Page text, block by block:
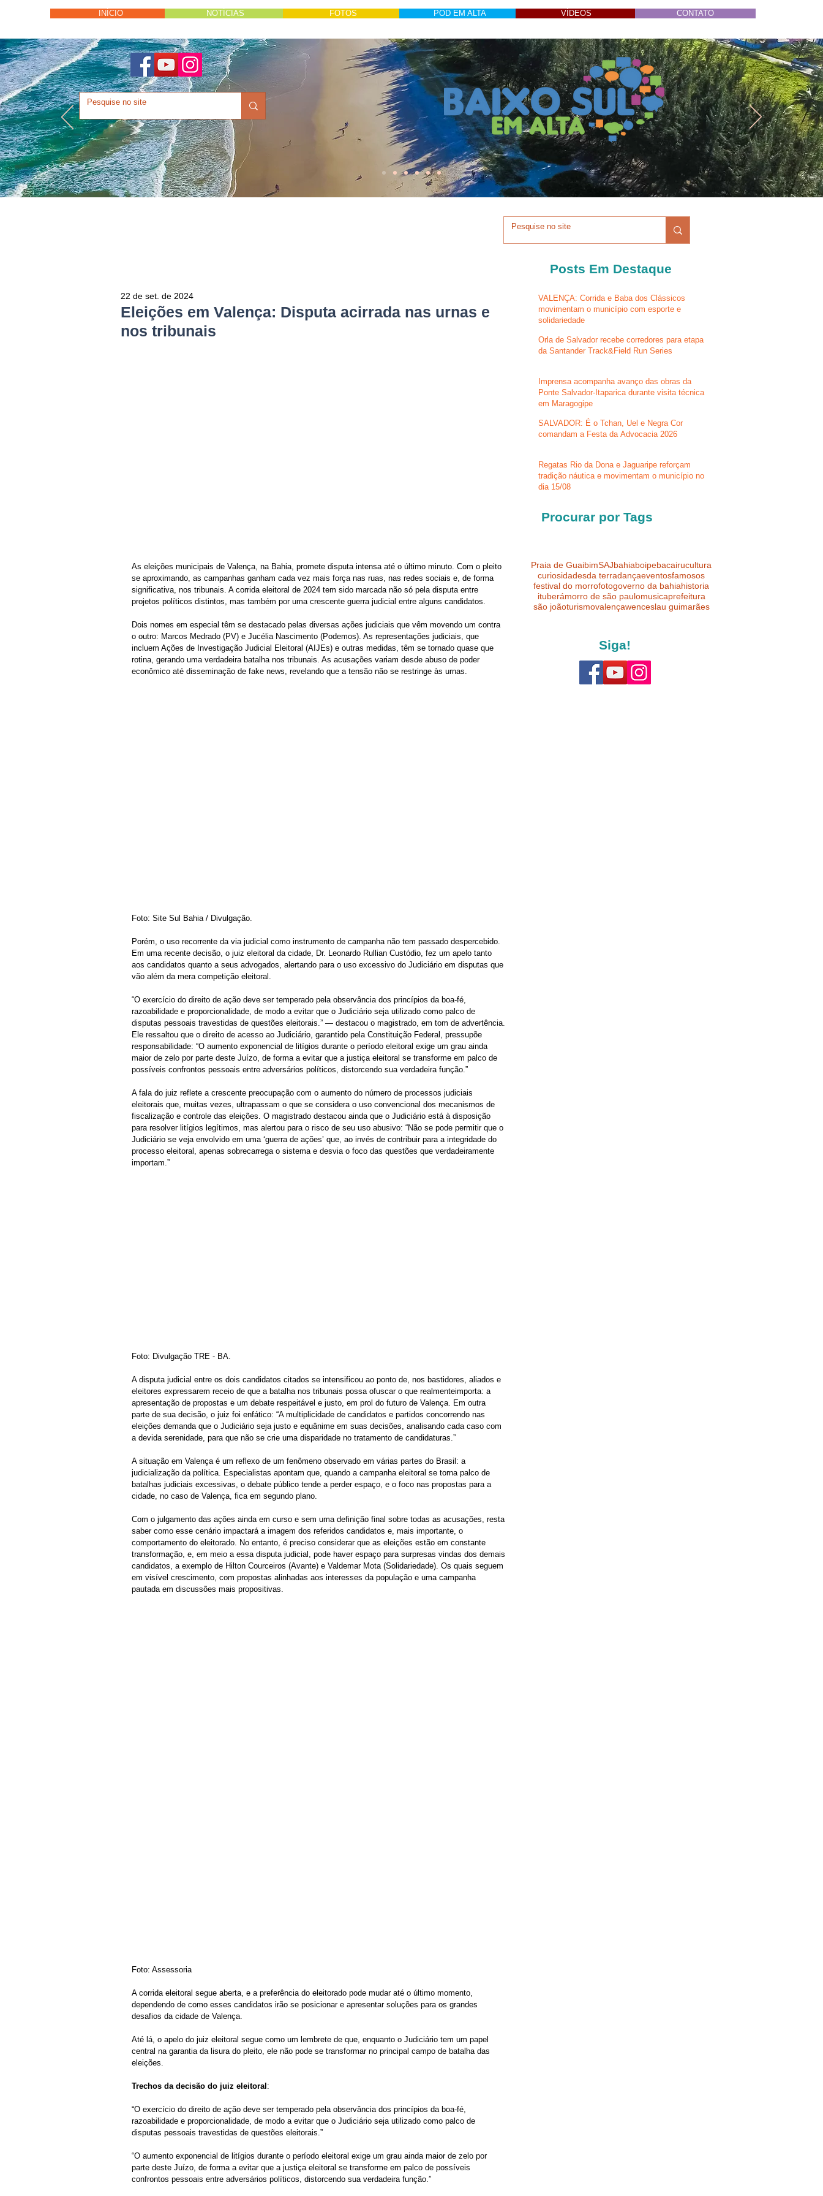
INÍCIO NOTÍCIAS FOTOS POD EM ALTA VÍDEOS CONTATO
Eleições em Valença: Disputa acirrada nas urnas e
nos tribunais
22 de set. de 2024
As eleições municipais de Valença, na Bahia, promete disputa intensa até o último minuto. Com o pleito
se aproximando, as campanhas ganham cada vez mais força nas ruas, nas redes sociais e, de forma
significativa, nos tribunais. A corrida eleitoral de 2024 tem sido marcada não só pela disputa entre
projetos políticos distintos, mas também por uma crescente guerra judicial entre alguns candidatos.
Dois nomes em especial têm se destacado pelas diversas ações judiciais que vêm movendo um contra
o outro: Marcos Medrado (PV) e Jucélia Nascimento (Podemos). As representações judiciais, que
incluem Ações de Investigação Judicial Eleitoral (AIJEs) e outras medidas, têm se tornado quase que
rotina, gerando uma verdadeira batalha nos tribunais. As acusações variam desde abuso de poder
econômico até disseminação de fake news, revelando que a tensão não se restringe às urnas.
Foto: Site Sul Bahia / Divulgação.
Porém, o uso recorrente da via judicial como instrumento de campanha não tem passado despercebido.
Em uma recente decisão, o juiz eleitoral da cidade, Dr. Leonardo Rullian Custódio, fez um apelo tanto
aos candidatos quanto a seus advogados, alertando para o uso excessivo do Judiciário em disputas que
vão além da mera competição eleitoral.
“O exercício do direito de ação deve ser temperado pela observância dos princípios da boa-fé,
razoabilidade e proporcionalidade, de modo a evitar que o Judiciário seja utilizado como palco de
disputas pessoais travestidas de questões eleitorais.” — destacou o magistrado, em tom de advertência.
Ele ressaltou que o direito de acesso ao Judiciário, garantido pela Constituição Federal, pressupõe
responsabilidade: “O aumento exponencial de litígios durante o período eleitoral exige um grau ainda
maior de zelo por parte deste Juízo, de forma a evitar que a justiça eleitoral se transforme em palco de
possíveis confrontos pessoais entre adversários políticos, distorcendo sua verdadeira função.”
A fala do juiz reflete a crescente preocupação com o aumento do número de processos judiciais
eleitorais que, muitas vezes, ultrapassam o que se considera o uso convencional dos mecanismos de
fiscalização e controle das eleições. O magistrado destacou ainda que o Judiciário está à disposição
para resolver litígios legítimos, mas alertou para o risco de seu uso abusivo: “Não se pode permitir que o
Judiciário se veja envolvido em uma ‘guerra de ações’ que, ao invés de contribuir para a integridade do
processo eleitoral, apenas sobrecarrega o sistema e desvia o foco das questões que verdadeiramente
importam.”
Foto: Divulgação TRE - BA.
A disputa judicial entre os dois candidatos citados se intensificou ao ponto de, nos bastidores, aliados e
eleitores expressarem receio de que a batalha nos tribunais possa ofuscar o que realmenteimporta: a
apresentação de propostas e um debate respeitável e justo, em prol do futuro de Valença. Em outra
parte de sua decisão, o juiz foi enfático: “A multiplicidade de candidatos e partidos concorrendo nas
eleições demanda que o Judiciário seja justo e equânime em suas decisões, analisando cada caso com
a devida serenidade, para que não se crie uma disparidade no tratamento de candidaturas.”
A situação em Valença é um reflexo de um fenômeno observado em várias partes do Brasil: a
judicialização da política. Especialistas apontam que, quando a campanha eleitoral se torna palco de
batalhas judiciais excessivas, o debate público tende a perder espaço, e o foco nas propostas para a
cidade, no caso de Valença, fica em segundo plano.
Com o julgamento das ações ainda em curso e sem uma definição final sobre todas as acusações, resta
saber como esse cenário impactará a imagem dos referidos candidatos e, mais importante, o
comportamento do eleitorado. No entanto, é preciso considerar que as eleições estão em constante
transformação, e, em meio a essa disputa judicial, pode haver espaço para surpresas vindas dos demais
candidatos, a exemplo de Hilton Courceiros (Avante) e Valdemar Mota (Solidariedade). Os quais seguem
em visível crescimento, com propostas alinhadas aos interesses da população e uma campanha
pautada em discussões mais propositivas.
Foto: Assessoria
A corrida eleitoral segue aberta, e a preferência do eleitorado pode mudar até o último momento,
dependendo de como esses candidatos irão se posicionar e apresentar soluções para os grandes
desafios da cidade de Valença.
Até lá, o apelo do juiz eleitoral segue como um lembrete de que, enquanto o Judiciário tem um papel
central na garantia da lisura do pleito, ele não pode se transformar no principal campo de batalha das
eleições.
Trechos da decisão do juiz eleitoral :
“O exercício do direito de ação deve ser temperado pela observância dos princípios da boa-fé,
razoabilidade e proporcionalidade, de modo a evitar que o Judiciário seja utilizado como palco de
disputas pessoais travestidas de questões eleitorais.”
“O aumento exponencial de litígios durante o período eleitoral exige um grau ainda maior de zelo por
parte deste Juízo, de forma a evitar que a justiça eleitoral se transforme em palco de possíveis
confrontos pessoais entre adversários políticos, distorcendo sua verdadeira função.”
Posts Em Destaque
VALENÇA: Corrida e Baba dos Clássicos
movimentam o município com esporte e
solidariedade
Orla de Salvador recebe corredores para etapa
da Santander Track&Field Run Series
Imprensa acompanha avanço das obras da
Ponte Salvador-Itaparica durante visita técnica
em Maragogipe
SALVADOR: É o Tchan, Uel e Negra Cor
comandam a Festa da Advocacia 2026
Regatas Rio da Dona e Jaguaripe reforçam
tradição náutica e movimentam o município no
dia 15/08
Procurar por Tags
Praia de GuaibimSAJbahiaboipebacairucultura
curiosidadesda terradançaeventosfamosos
festival do morrofotogoverno da bahiahistoria
ituberámorro de são paulomusicaprefeitura
são joãoturismovalençawenceslau guimarães
Siga!